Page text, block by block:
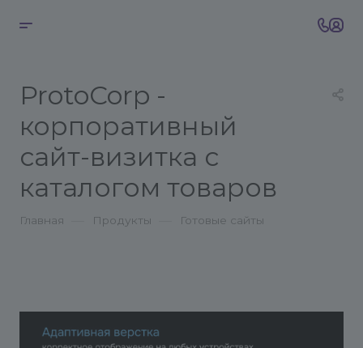
ProtoCorp -
корпоративный
сайт-визитка с
каталогом товаров
Главная Продукты Готовые сайты